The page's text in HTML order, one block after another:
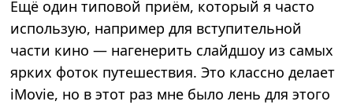
Ещё один типовой приём, который я часто
использую, например для вступительной
части кино — нагенерить слайдшоу из самых
ярких фоток путешествия. Это классно делает
iMovie, но в этот раз мне было лень для этого